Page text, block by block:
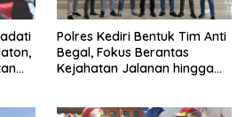
Polres Kediri Bentuk Tim Anti
Begal, Fokus Berantas
Kejahatan Jalanan hingga